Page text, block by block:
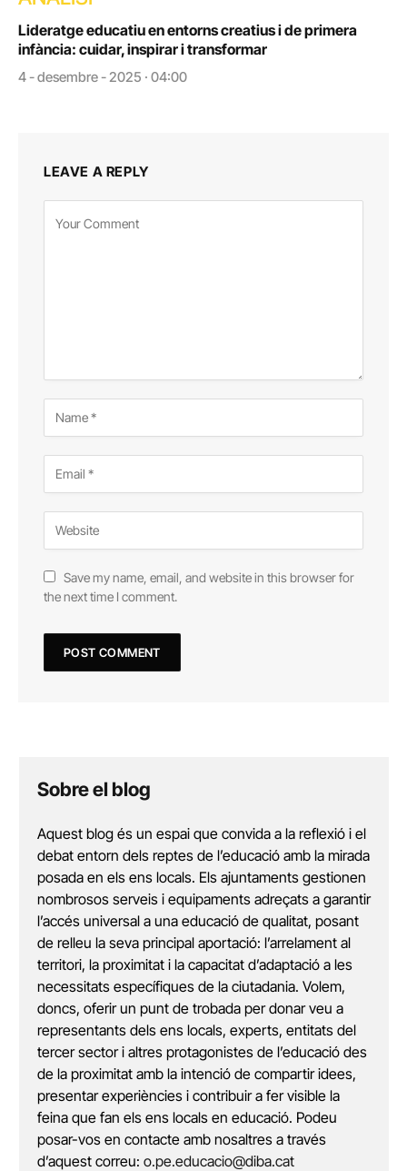
Lideratge educatiu en entorns creatius i de primera
infància: cuidar, inspirar i transformar
4 - desembre - 2025 · 04:00
LEAVE A REPLY
Save my name, email, and website in this browser for
the next time I comment.
Sobre el blog
Aquest blog és un espai que convida a la reflexió i el
debat entorn dels reptes de l’educació amb la mirada
posada en els ens locals. Els ajuntaments gestionen
nombrosos serveis i equipaments adreçats a garantir
l’accés universal a una educació de qualitat, posant
de relleu la seva principal aportació: l’arrelament al
territori, la proximitat i la capacitat d’adaptació a les
necessitats específiques de la ciutadania. Volem,
doncs, oferir un punt de trobada per donar veu a
representants dels ens locals, experts, entitats del
tercer sector i altres protagonistes de l’educació des
de la proximitat amb la intenció de compartir idees,
presentar experiències i contribuir a fer visible la
feina que fan els ens locals en educació. Podeu
posar-vos en contacte amb nosaltres a través
d’aquest correu: o.pe.educacio@diba.cat